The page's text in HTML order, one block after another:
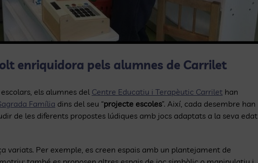
enriquidora pels alumnes de Carrilet
els alumnes del Centre Educatiu i Terapèutic Carrilethan
Família dins del seu “projecte escoles”. Així, cada desembre han
de les diferents propostes lúdiques amb jocs adaptats a la seva edat
variats. Per exemple, es creen espais amb un plantejament de